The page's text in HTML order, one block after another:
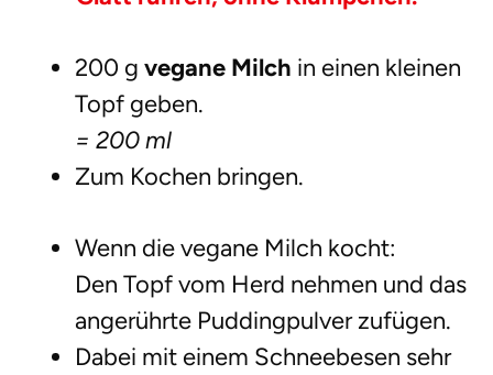
200 g vegane Milch in einen kleinen
Topf geben.
= 200 ml
Zum Kochen bringen.
Wenn die vegane Milch kocht:
Den Topf vom Herd nehmen und das
angerührte Puddingpulver zufügen.
Dabei mit einem Schneebesen sehr